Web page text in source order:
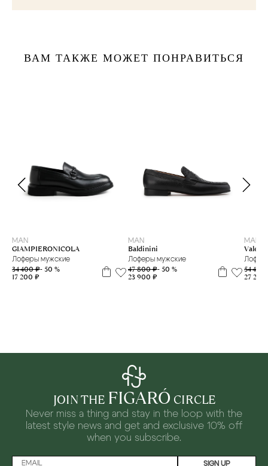
ВАМ ТАКЖЕ МОЖЕТ ПОНРАВИТЬСЯ
MAN
GIAMPIERONICOLA
Лоферы мужские
34 400 ₽- 50 %
17 200 ₽
MAN
Baldinini
Лоферы мужские
47 800 ₽- 50 %
23 900 ₽
MAN
54 400
27
JOIN THE FIGARÓ CIRCLE
Never miss a thing and stay in the loop with the
latest style news and get and exclusive 10% off
when you subscribe.
SIGN UP